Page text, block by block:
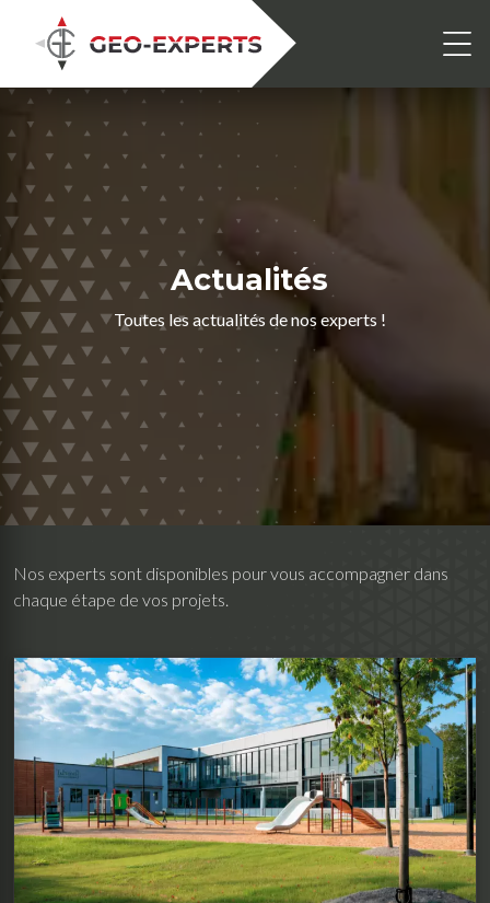
Actualités
Toutes les actualités de nos experts !
Nos experts sont disponibles pour vous accompagner dans
chaque étape de vos projets.